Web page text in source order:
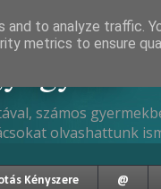
számos
olvashattunk
Kényszere @
to analyze traffic.
metrics to ensure